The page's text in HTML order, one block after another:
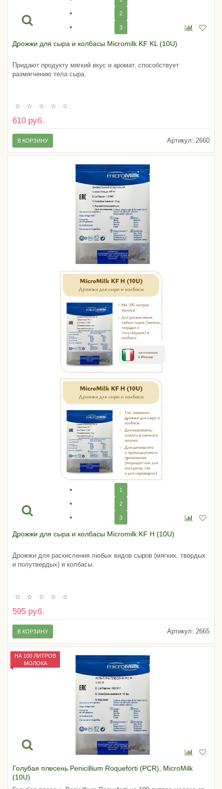
2
3
Дрожжи для сыра и колбасы Micromilk KF KL (10U)
Придают продукту мягкий вкус и аромат, способствует
размягчению тела сыра.
610 руб.
Артикул: 2660
В КОРЗИНУ
1
2
3
Дрожжи для сыра и колбасы Micromilk KF H (10U)
Дрожжи для раскисления любых видов сыров (мягких, твердых
и полутвердых) и колбасы.
595 руб.
Артикул: 2665
В КОРЗИНУ
НА 100 ЛИТРОВ
МОЛОКА
Голубая плесень Penicillium Roqueforti (PCR), MicroMilk
(10U)